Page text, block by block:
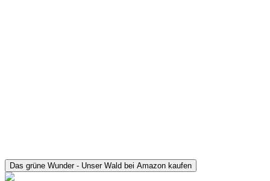
Das grüne Wunder - Unser Wald bei Amazon kaufen